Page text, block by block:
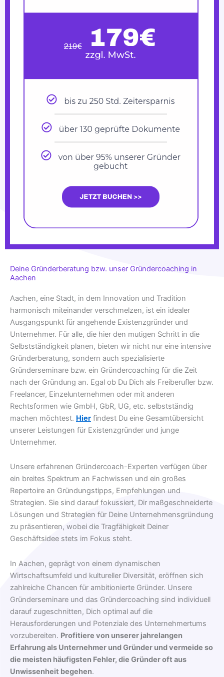
Deine Gründerberatung bzw. unser Gründercoaching in
Aachen
Aachen, eine Stadt, in dem Innovation und Tradition
harmonisch miteinander verschmelzen, ist ein idealer
Ausgangspunkt für angehende Existenzgründer und
Unternehmer. Für alle, die hier den mutigen Schritt in die
Selbstständigkeit planen, bieten wir nicht nur eine intensive
Gründerberatung, sondern auch spezialisierte
Gründerseminare bzw. ein Gründercoaching für die Zeit
nach der Gründung an. Egal ob Du Dich als Freiberufler bzw.
Freelancer, Einzelunternehmen oder mit anderen
Rechtsformen wie GmbH, GbR, UG, etc. selbstständig
machen möchtest. Hier findest Du eine Gesamtübersicht
unserer Leistungen für Existenzgründer und junge
Unternehmer.
Unsere erfahrenen Gründercoach-Experten verfügen über
ein breites Spektrum an Fachwissen und ein großes
Repertoire an Gründungstipps, Empfehlungen und
Strategien. Sie sind darauf fokussiert, Dir maßgeschneiderte
Lösungen und Strategien für Deine Unternehmensgründung
zu präsentieren, wobei die Tragfähigkeit Deiner
Geschäftsidee stets im Fokus steht.
In Aachen, geprägt von einem dynamischen
Wirtschaftsumfeld und kultureller Diversität, eröffnen sich
zahlreiche Chancen für ambitionierte Gründer. Unsere
Gründerseminare und das Gründercoaching sind individuell
darauf zugeschnitten, Dich optimal auf die
Herausforderungen und Potenziale des Unternehmertums
vorzubereiten. Profitiere von unserer jahrelangen
Erfahrung als Unternehmer und Gründer und vermeide so
die meisten häufigsten Fehler, die Gründer oft aus
Unwissenheit begehen.